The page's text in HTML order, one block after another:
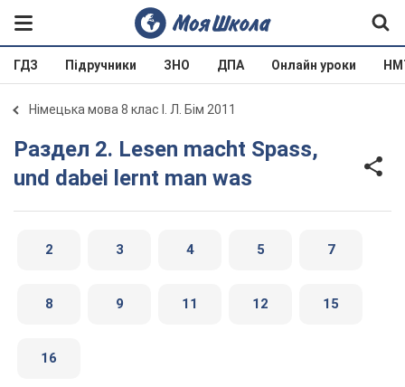
ГДЗ Підручники ЗНО ДПА Онлайн уроки
Німецька мова 8 клас І. Л. Бім 2011
Раздел 2. Lesen macht Spass,
und dabei lernt man was
2 3 4 5 7
8 9 11 12 15
16